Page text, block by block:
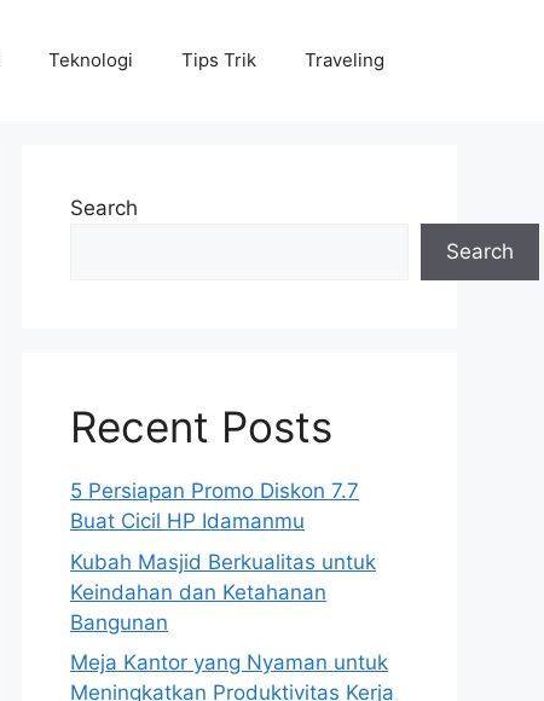
Teknologi Tips Trik Traveling
Search
Search
Recent Posts
5 Persiapan Promo Diskon 7.7
Buat Cicil HP Idamanmu
Kubah Masjid Berkualitas untuk
Keindahan dan Ketahanan
Bangunan
Meja Kantor yang Nyaman untuk
Meningkatkan Produktivitas Kerja